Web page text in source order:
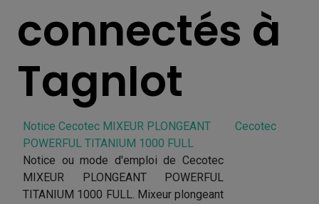
connectés à
TagnIot
Notice Cecotec MIXEUR PLONGEANT
POWERFUL TITANIUM 1000 FULL
Notice ou mode d'emploi de Cecotec
MIXEUR PLONGEANT POWERFUL
TITANIUM 1000 FULL. Mixeur plongeant
Cecotec